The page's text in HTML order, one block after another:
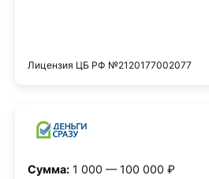
Лицензия ЦБ РФ №2120177002077
Сумма:1 000 — 100 000 ₽